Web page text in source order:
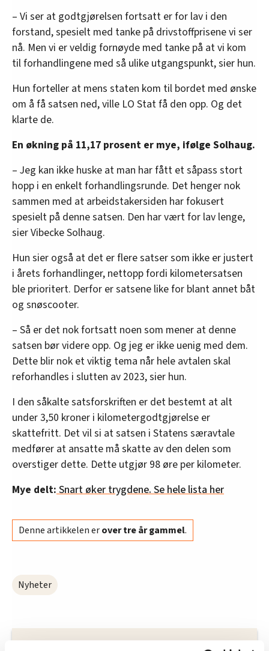
– Vi ser at godtgjørelsen fortsatt er for lav i den
forstand, spesielt med tanke på drivstoffprisene vi ser
nå. Men vi er veldig fornøyde med tanke på at vi kom
til forhandlingene med så ulike utgangspunkt, sier hun.
Hun forteller at mens staten kom til bordet med ønske
om å få satsen ned, ville LO Stat få den opp. Og det
klarte de.
En økning på 11,17 prosent er mye, ifølge Solhaug.
– Jeg kan ikke huske at man har fått et såpass stort
hopp i en enkelt forhandlingsrunde. Det henger nok
sammen med at arbeidstakersiden har fokusert
spesielt på denne satsen. Den har vært for lav lenge,
sier Vibecke Solhaug.
Hun sier også at det er flere satser som ikke er justert
i årets forhandlinger, nettopp fordi kilometersatsen
ble prioritert. Derfor er satsene like for blant annet båt
og snøscooter.
– Så er det nok fortsatt noen som mener at denne
satsen bør videre opp. Og jeg er ikke uenig med dem.
Dette blir nok et viktig tema når hele avtalen skal
reforhandles i slutten av 2023, sier hun.
I den såkalte satsforskriften er det bestemt at alt
under 3,50 kroner i kilometergodtgjørelse er
skattefritt. Det vil si at satsen i Statens særavtale
medfører at ansatte må skatte av den delen som
overstiger dette. Dette utgjør 98 øre per kilometer.
Mye delt:Snart øker trygdene. Se hele lista her
Denne artikkelen erover tre år gammel.
Nyheter